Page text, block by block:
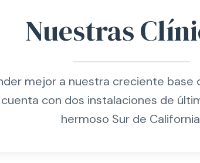
Nuestras
mejor a nuestra creciente base
con dos instalaciones de
hermoso Sur de